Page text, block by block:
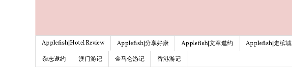
Applefish|Hotel Review Applefish|分享好康 Applefish|文章邀约 Applefish|走槟城
杂志邀约
澳门游记 金马仑游记 香港游记